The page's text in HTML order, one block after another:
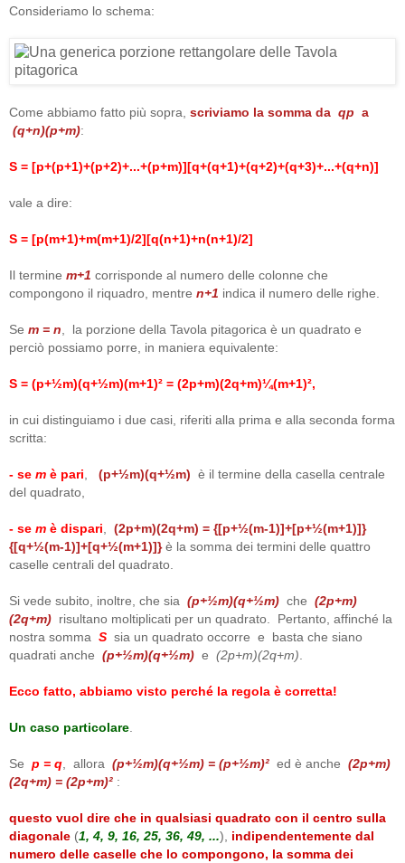
Consideriamo lo schema:
Come abbiamo fatto più sopra, scriviamo la somma da qp a
(q+n)(p+m):
S = [p+(p+1)+(p+2)+...+(p+m)][q+(q+1)+(q+2)+(q+3)+...+(q+n)]
vale a dire:
S = [p(m+1)+m(m+1)/2][q(n+1)+n(n+1)/2]
Il termine m+1 corrisponde al numero delle colonne che
compongono il riquadro, mentre n+1 indica il numero delle righe.
Se m = n , la porzione della Tavola pitagorica è un quadrato e
perciò possiamo porre, in maniera equivalente:
S = (p+½m)(q+½m)(m+1)² = (2p+m)(2q+m)¼(m+1)²,
in cui distinguiamo i due casi, riferiti alla prima e alla seconda forma
scritta:
- se m è pari (p+½m)(q+½m) è il termine della casella centrale
del quadrato,
- se m è dispari
(2p+m)(2q+m) = {[p+½(m-1)]+[p+½(m+1)]}
{[q+½(m-1)]+[q+½(m+1)]}è la somma dei termini delle quattro
caselle centrali del quadrato.
Si vede subito, inoltre, che sia (p+½m)(q+½m) che (2p+m)
(2q+m) risultano moltiplicati per un quadrato. Pertanto, affinché la
nostra somma S sia un quadrato occorre e basta che siano
quadrati anche (p+½m)(q+½m) e (2p+m)(2q+m)
Ecco fatto, abbiamo visto perché la regola è corretta!
Un caso particolare
Se p = q , allora (p+½m)(q+½m) = (p+½m)² ed è anche (2p+m)
(2q+m) = (2p+m)² :
questo vuol dire che in qualsiasi quadrato con il centro sulla
diagonale (1, 4, 9, 16, 25, 36, 49, ...),
indipendentemente dal
numero delle caselle che lo compongono, la somma dei